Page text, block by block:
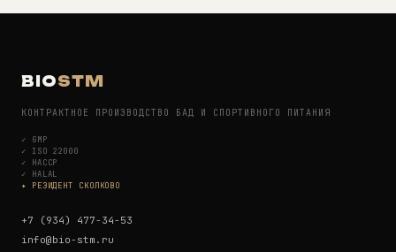
BIOSTM
КОНТРАКТНОЕ ПРОИЗВОДСТВО БАД И СПОРТИВНОГО ПИТАНИЯ
✓ GMP
✓ ISO 22000
✓ HACCP
✓ HALAL
✦ РЕЗИДЕНТ СКОЛКОВО
+7 (934) 477-34-53
info@bio-stm.ru